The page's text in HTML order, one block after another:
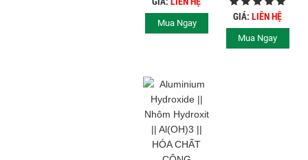
NGHIỆP
Mua Ngay
CHẤT CÔNG
NGHIỆP
GIÁ: LIÊN HỆ
Mua Ngay